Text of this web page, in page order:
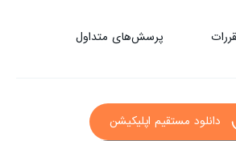
پرسش‌های متداول
دانلود مستقیم اپلیکیشن